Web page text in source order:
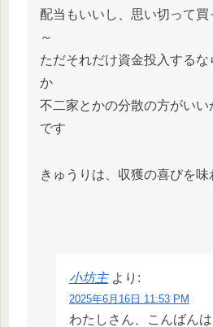
配当もいいし、思い切って
～
ただそれだけ資金投入するな
か
不二家とかの分散の方がいい
です
きゅうりは、収獲の喜びを
小坊主 より:
2025年6月16日 11:53 PM
わたしさん、こんばん